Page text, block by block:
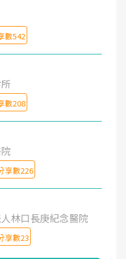
數542
數208
享數226
林口長庚紀念醫院
享數23